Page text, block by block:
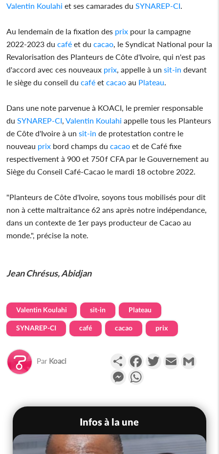
Valentin Koulahi et ses camarades du SYNAREP-CI
Au lendemain de la fixation des prix pour la campagne
2022-2023 ducafé et ducacao , le Syndicat National pour la
Revalorisation des Planteurs de Côte d'Ivoire, qui n'est pas
d'accord avec ces nouveaux prix , appelle à unsit-in devant
le siège du conseil ducafé etcacao au Plateau
Dans une note parvenue à KOACI, le premier responsable
du SYNAREP-CI ,Valentin Koulahi appelle tous les Planteurs
de Côte d'Ivoire à unsit-in de protestation contre le
nouveau prix bord champs ducacao et de Café fixe
respectivement à 900 et 750 f CFA par le Gouvernement au
Siège du Conseil Café-Cacao le mardi 18 octobre 2022.
"Planteurs de Côte d'Ivoire, soyons tous mobilisés pour dit
non à cette maltraitance 62 ans après notre indépendance,
dans un contexte de 1er pays producteur de Cacao au
monde.", précise la note.
Jean Chrésus, Abidjan
Valentin Koulahi sit-in Plateau
SYNAREP-CI café cacao prix
Par Koaci PartagerFacebookTwitterEmail
Messenger
Infos à la une